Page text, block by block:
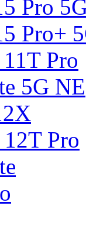
Pro
Pro+
Pro
5G NE
Pro